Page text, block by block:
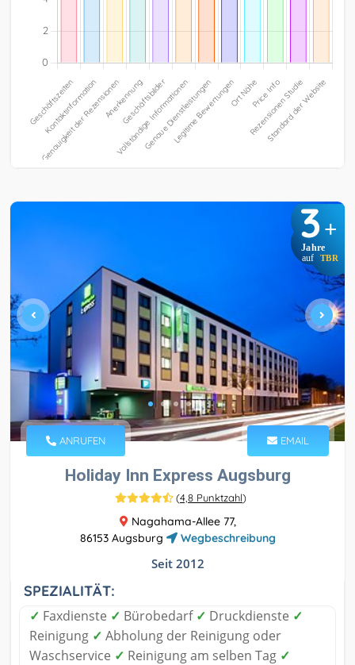
3+
Jahre
auf TBR
ANRUFEN EMAIL
Holiday Inn Express Augsburg
(4,8 Punktzahl)
Nagahama-Allee 77,
86153 Augsburg
Wegbeschreibung
Seit 2012
SPEZIALITÄT:
✓ Faxdienste ✓ Bürobedarf ✓ Druckdienste ✓
Reinigung ✓ Abholung der Reinigung oder
Waschservice ✓ Reinigung am selben Tag ✓